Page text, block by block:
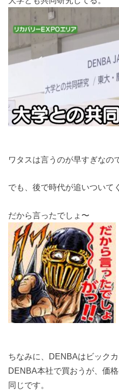
ワタスは言うのが早すぎなの
でも、後で時代が追いついて
だから言ったでしょ〜
ちなみに、DENBAはビック
DENBA本社で買おうが、価
同じです。